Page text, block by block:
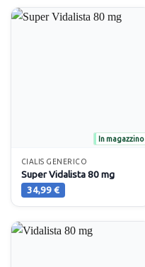
In magazzino
CIALIS GENERICO
Super Vidalista 80 mg
34,99€